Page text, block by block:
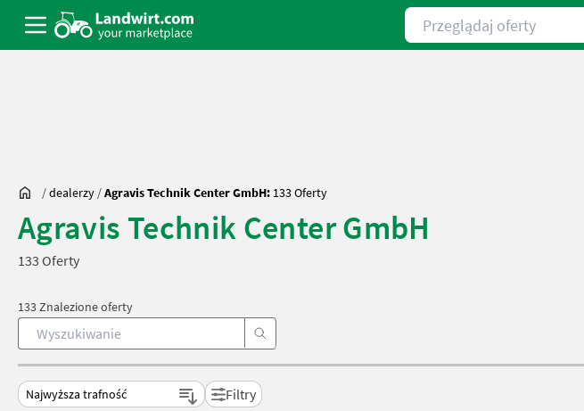
Przeglądaj oferty
/dealerzy /Agravis Technik Center GmbH: 133 Oferty
Agravis Technik Center GmbH
133 Oferty
133 Znalezione oferty
Filtry